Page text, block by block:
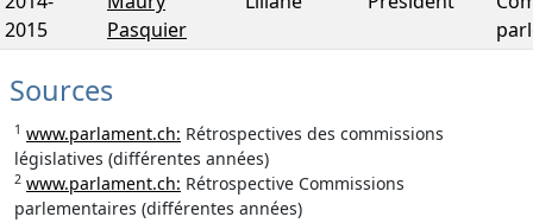
2015
Pasquier
Sources
1 www.parlament.ch: Rétrospectives des commissions
législatives (différentes années)
2 www.parlament.ch: Rétrospective Commissions
parlementaires (différentes années)